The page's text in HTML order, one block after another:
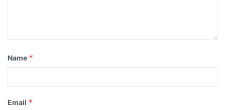
Name *
Email *